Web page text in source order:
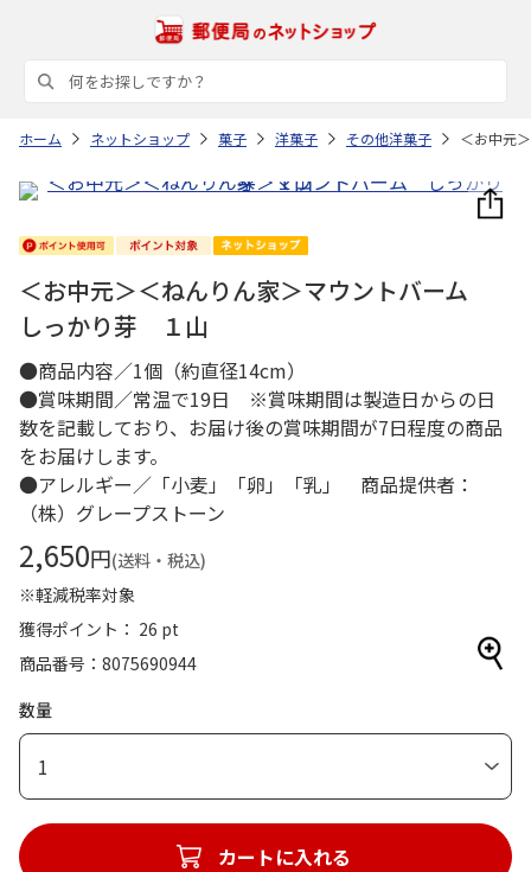
ホーム ネットショップ 菓子 洋菓子 その他洋菓子 ＜お中元
＜お中元＞＜ねんりん家＞マウントバーム
しっかり芽 １山
●商品内容／1個（約直径14cm）
●賞味期間／常温で19日 ※賞味期間は製造日からの日
数を記載しており、お届け後の賞味期間が7日程度の商品
をお届けします。
●アレルギー／「小麦」「卵」「乳」 商品提供者：
（株）グレープストーン
2,650円(送料・税込)
※軽減税率対象
獲得ポイント： 26 pt
商品番号
8075690944
数量
1
カートに入れる